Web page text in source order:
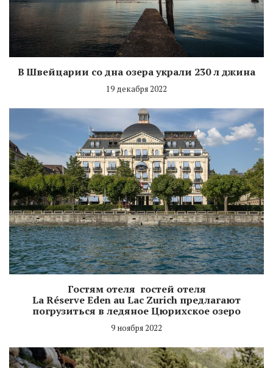
В Швейцарии со дна озера украли 230 л джина
19 декабря 2022
Гостям отеля гостей отеля
La Réserve Eden au Lac Zurich предлагают
погрузиться в ледяное Цюрихское озеро
9 ноября 2022